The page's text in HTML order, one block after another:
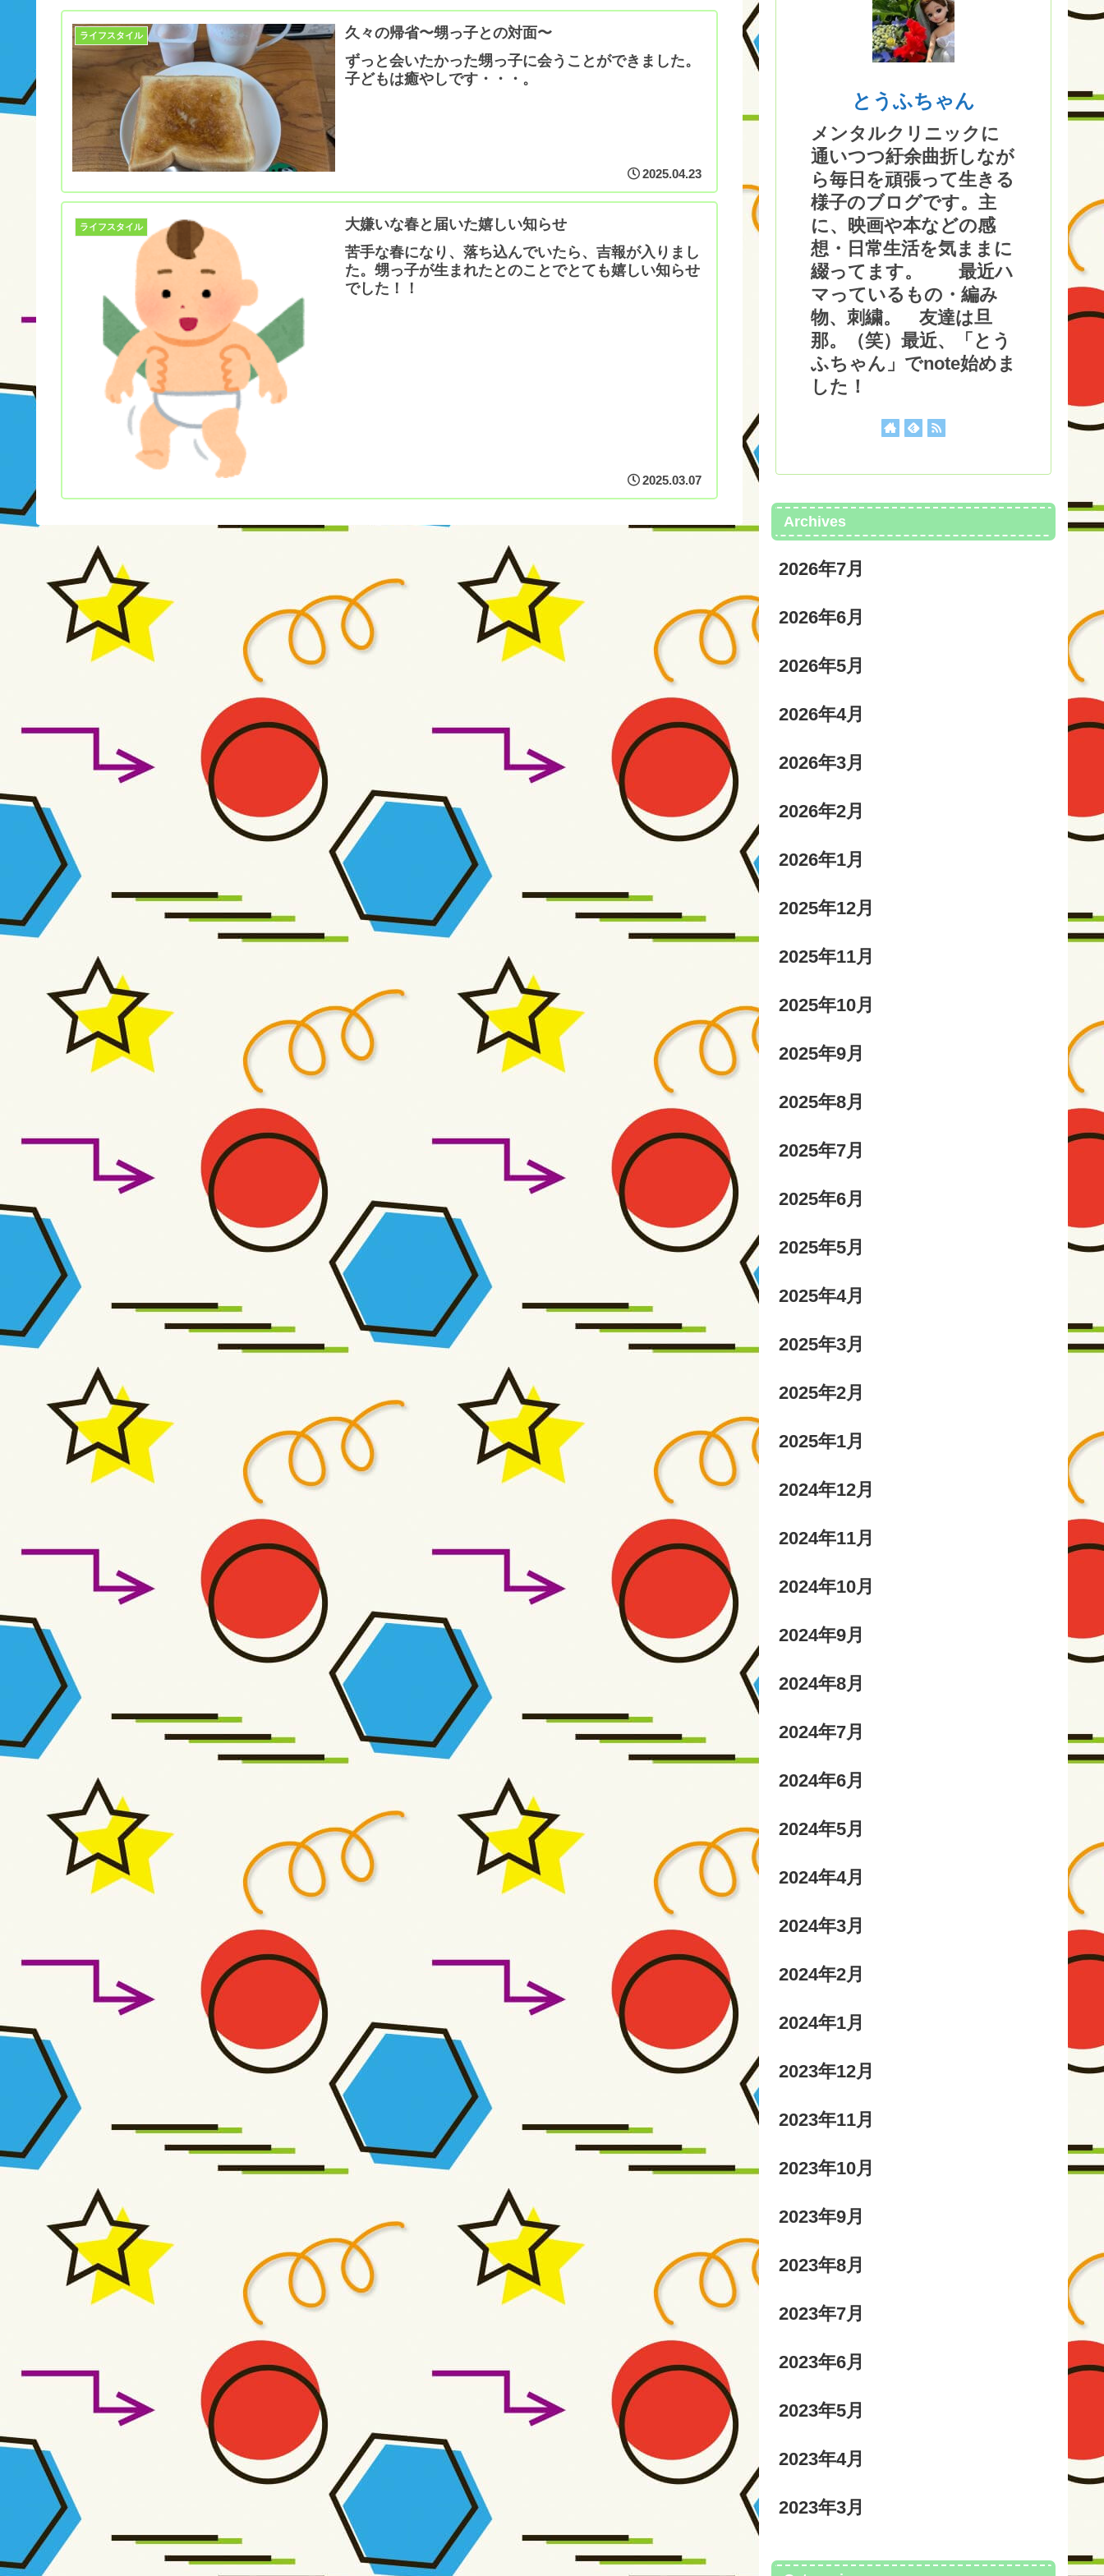
ライフスタイル
久々の帰省〜甥っ子との対面〜
ずっと会いたかった甥っ子に会うことができました。
子どもは癒やしです・・・。
2025.04.23
ライフスタイル
大嫌いな春と届いた嬉しい知らせ
苦手な春になり、落ち込んでいたら、吉報が入りまし
た。甥っ子が生まれたとのことでとても嬉しい知らせ
でした！！
2025.03.07
とうふちゃん
メンタルクリニックに
通いつつ紆余曲折しなが
ら毎日を頑張って生きる
様子のブログです。主
に、映画や本などの感
想・日常生活を気ままに
綴ってます。 最近ハ
マっているもの・編み
物、刺繍。 友達は旦
那。（笑）最近、「とう
ふちゃん」でnote始めま
した！
Archives
2026年7月
2026年6月
2026年5月
2026年4月
2026年3月
2026年2月
2026年1月
2025年12月
2025年11月
2025年10月
2025年9月
2025年8月
2025年7月
2025年6月
2025年5月
2025年4月
2025年3月
2025年2月
2025年1月
2024年12月
2024年11月
2024年10月
2024年9月
2024年8月
2024年7月
2024年6月
2024年5月
2024年4月
2024年3月
2024年2月
2024年1月
2023年12月
2023年11月
2023年10月
2023年9月
2023年8月
2023年7月
2023年6月
2023年5月
2023年4月
2023年3月